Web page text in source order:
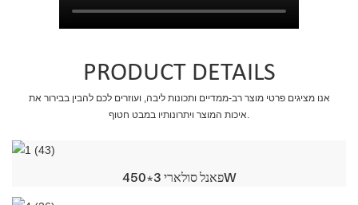
PRODUCT DETAILS
אנו מציגים פרטי מוצר רב-ממדיים ותכונות ליבה, ועוזרים לכם להבין בבירור את
פאנל סולארי 3*450W